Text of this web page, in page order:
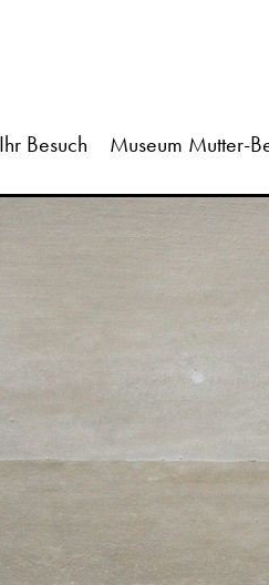
Ihr Besuch Museum Mutter-